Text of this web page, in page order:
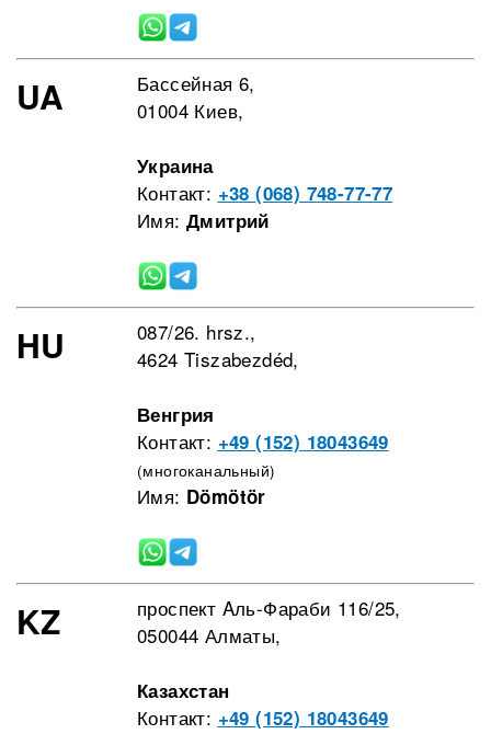
UA
Бассейная 6,
01004 Киев,
Украина
Контакт: +38 (068) 748-77-77
Имя: Дмитрий
HU
087/26. hrsz.,
4624 Tiszabezdéd,
Венгрия
Контакт: +49 (152) 18043649
(многоканальный)
Имя: Dömötör
KZ
проспект Aль-Фараби 116/25,
050044 Алматы,
Казахстан
Контакт: +49 (152) 18043649